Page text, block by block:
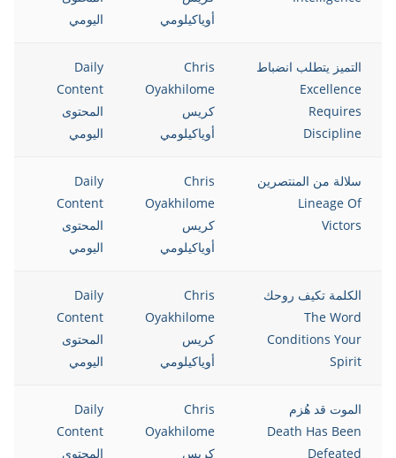
أوياكيلومي
اليومي
التميز يتطلب انضباط
Excellence
Requires
Discipline
Chris
Oyakhilome
كريس
أوياكيلومي
Daily
Content
المحتوى
اليومي
سلالة من المنتصرين
Lineage Of
Victors
Chris
Oyakhilome
كريس
أوياكيلومي
Daily
Content
المحتوى
اليومي
الكلمة تكيف روحك
The Word
Conditions Your
Spirit
Chris
Oyakhilome
كريس
أوياكيلومي
Daily
Content
المحتوى
اليومي
الموت قد هُزم
Death Has Been
Defeated
Chris
Oyakhilome
كريس
Daily
Content
المحتوى